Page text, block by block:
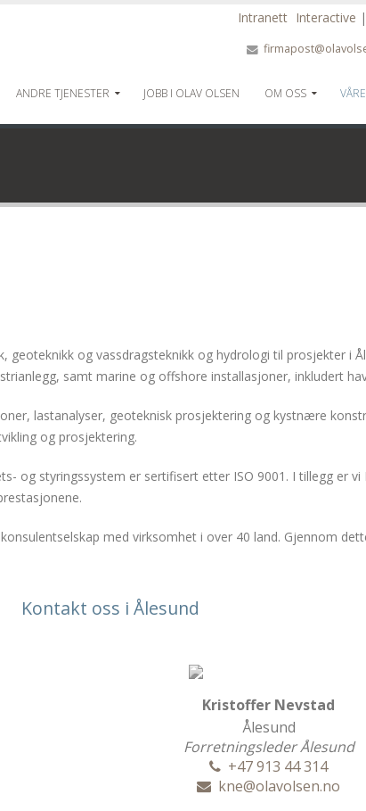
Intranett Interactive |
ANDRE TJENESTER JOBB I OLAV OLSEN OM OSS
og vassdragsteknikk og hydrologi til prosjekter i
samt marine og offshore installasjoner, inkludert
lastanalyser, geoteknisk prosjektering og kystnære
og prosjektering.
og styringssystem er sertifisert etter ISO 9001. I tillegg er
med virksomhet i over 40 land. Gjennom
Kontakt oss i Ålesund
Kristoffer Nevstad
Ålesund
Forretningsleder Ålesund
+47 913 44 314
kne@olavolsen.no